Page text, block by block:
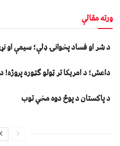
ورته مقالې
د شر او فساد پخوانۍ ډلې؛ سیمې او
داعش؛ د امریکا تر ټولو ګټوره
د پاکستان د پوځ دوه مخي توب